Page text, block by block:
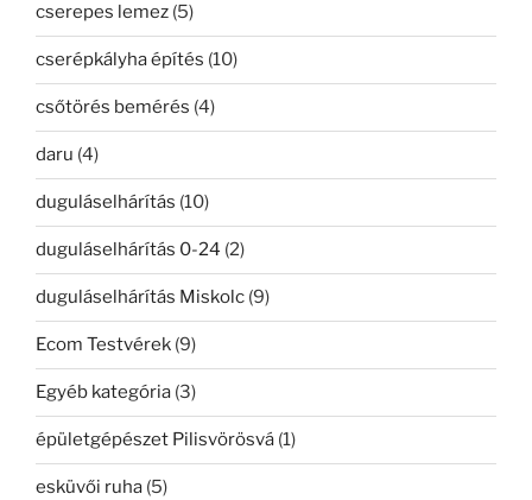
cserepes lemez (5)
cserépkályha építés (10)
csőtörés bemérés (4)
daru (4)
duguláselhárítás (10)
duguláselhárítás 0-24 (2)
duguláselhárítás Miskolc (9)
Ecom Testvérek (9)
Egyéb kategória (3)
épületgépészet Pilisvörösvá (1)
esküvői ruha (5)